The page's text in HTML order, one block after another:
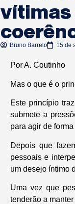
vítimas
Bruno Barreto 15 de
Por A. Coutinho
Mas o que é o
Este princípio
submete a
para agir de
Depois que
pessoais e
um desejo íntimo
Uma vez que
tenderão a